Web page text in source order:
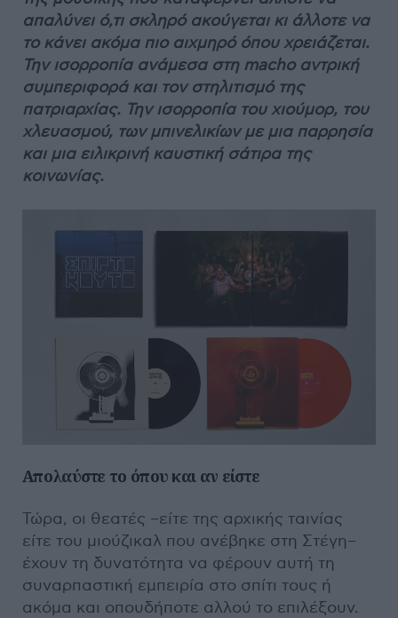
απαλύνει ό,τι σκληρό ακούγεται κι άλλοτε να
το κάνει ακόμα πιο αιχμηρό όπου χρειάζεται.
Την ισορροπία ανάμεσα στη macho αντρική
συμπεριφορά και τον στηλιτισμό της
πατριαρχίας. Την ισορροπία του χιούμορ, του
χλευασμού, των μπινελικίων με μια παρρησία
και μια ειλικρινή καυστική σάτιρα της
κοινωνίας.
Απολαύστε το όπου και αν είστε
Τώρα, οι θεατές –είτε της αρχικής ταινίας
είτε του μιούζικαλ που ανέβηκε στη Στέγη–
έχουν τη δυνατότητα να φέρουν αυτή τη
συναρπαστική εμπειρία στο σπίτι τους ή
ακόμα και οπουδήποτε αλλού το επιλέξουν.